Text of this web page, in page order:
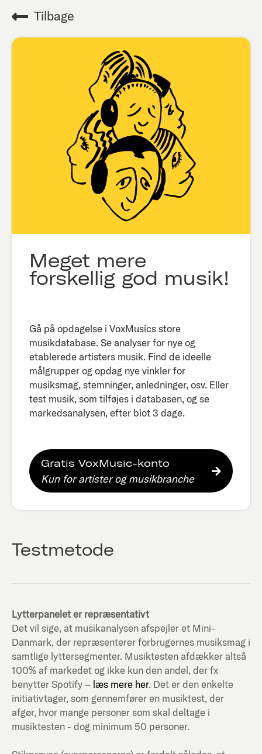
Tilbage
Meget mere
forskellig god musik!
Gå på opdagelse i VoxMusics store
musikdatabase. Se analyser for nye og
etablerede artisters musik. Find de ideelle
målgrupper og opdag nye vinkler for
musiksmag, stemninger, anledninger, osv. Eller
test musik, som tilføjes i databasen, og se
markedsanalysen, efter blot 3 dage.​
Gratis VoxMusic-konto
Kun for artister og musikbranche
Testmetode
Lytterpanelet er repræsentativt
Det vil sige, at musikanalysen afspejler et Mini-
Danmark, der repræsenterer forbrugernes musiksmag i
samtlige lyttersegmenter. Musiktesten afdækker altså
100% af markedet og ikke kun den andel, der fx
benytter Spotify – læs mere her. Det er den enkelte
initiativtager, som gennemfører en musiktest, der
afgør, hvor mange personer som skal deltage i
musiktesten - dog minimum 50 personer.